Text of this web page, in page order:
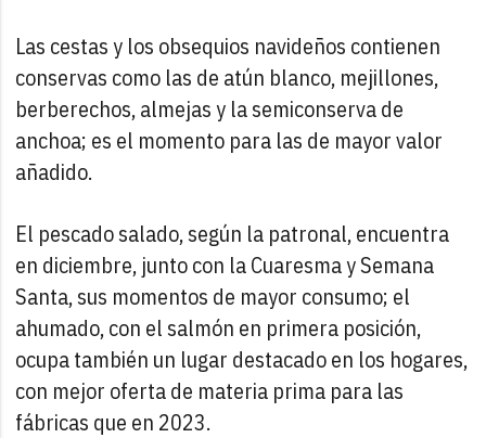
Las cestas y los obsequios navideños contienen
conservas como las de atún blanco, mejillones,
berberechos, almejas y la semiconserva de
anchoa; es el momento para las de mayor valor
añadido.
El pescado salado, según la patronal, encuentra
en diciembre, junto con la Cuaresma y Semana
Santa, sus momentos de mayor consumo; el
ahumado, con el salmón en primera posición,
ocupa también un lugar destacado en los hogares,
con mejor oferta de materia prima para las
fábricas que en 2023.